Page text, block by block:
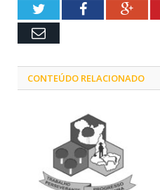
TwitterFacebook
Email
CONTEÚDO RELACIONADO